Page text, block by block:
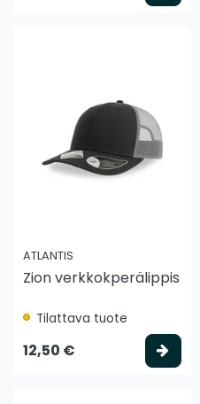
ATLANTIS
Zion verkkokperälippis
Tilattava tuote
12,50 €